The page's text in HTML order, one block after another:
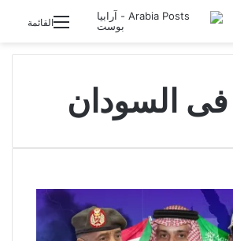
القائمة
تسجيل الدخول
السودان